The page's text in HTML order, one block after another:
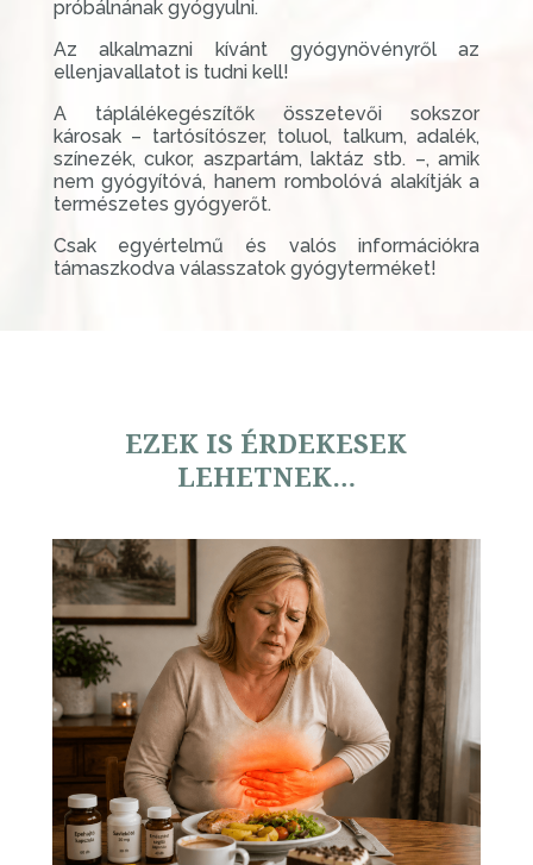
próbálnának gyógyulni.
Az alkalmazni kívánt gyógynövényről az
ellenjavallatot is tudni kell!
A táplálékegészítők összetevői sokszor
károsak – tartósítószer, toluol, talkum, adalék,
színezék, cukor, aszpartám, laktáz stb. –, amik
nem gyógyítóvá, hanem rombolóvá alakítják a
természetes gyógyerőt.
Csak egyértelmű és valós információkra
támaszkodva válasszatok gyógyterméket!
EZEK IS ÉRDEKESEK
LEHETNEK…